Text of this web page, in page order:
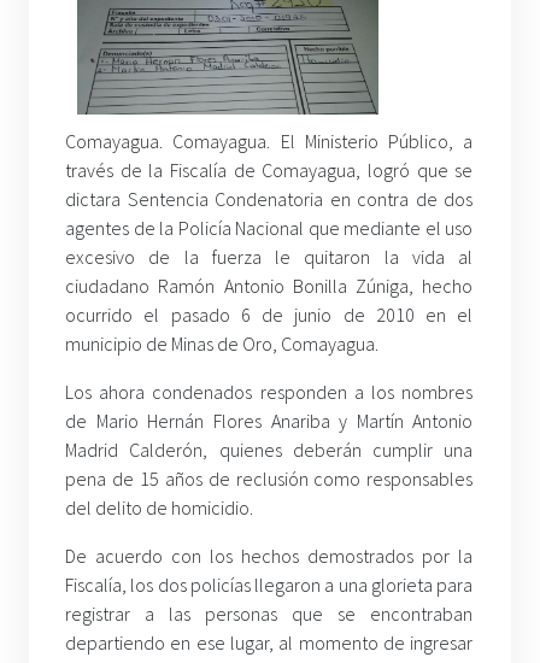
Comayagua. Comayagua. El Ministerio Público, a
través de la Fiscalía de Comayagua, logró que se
dictara Sentencia Condenatoria en contra de dos
agentes de la Policía Nacional que mediante el uso
excesivo de la fuerza le quitaron la vida al
ciudadano Ramón Antonio Bonilla Zúniga, hecho
ocurrido el pasado 6 de junio de 2010 en el
municipio de Minas de Oro, Comayagua.
Los ahora condenados responden a los nombres
de Mario Hernán Flores Anariba y Martín Antonio
Madrid Calderón, quienes deberán cumplir una
pena de 15 años de reclusión como responsables
del delito de homicidio.
De acuerdo con los hechos demostrados por la
Fiscalía, los dos policías llegaron a una glorieta para
registrar a las personas que se encontraban
departiendo en ese lugar, al momento de ingresar